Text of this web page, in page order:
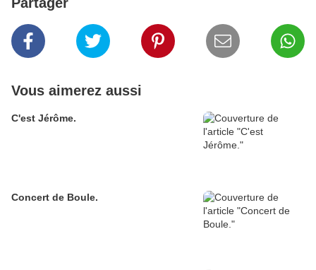
Vous aimerez aussi
C'est Jérôme.
Concert de Boule.